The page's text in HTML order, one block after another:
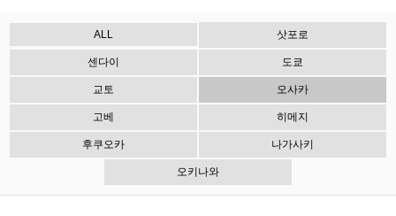
ALL 삿포로
센다이 도쿄
교토 오사카
고베 히메지
후쿠오카 나가사키
오키나와